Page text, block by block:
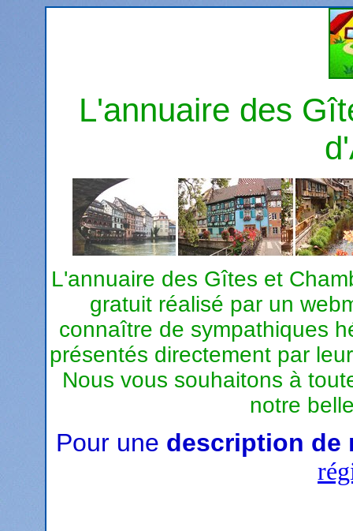
L'annuaire des
L'annuaire des Gîtes et
gratuit réalisé par un
connaître de sympathiques
présentés directement par
Nous vous souhaitons à
notre
Pour une description de